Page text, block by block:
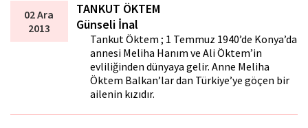
02 Ara
2013
TANKUT ÖKTEM
Günseli İnal
Tankut Öktem ; 1 Temmuz 1940’de Konya’da
annesi Meliha Hanım ve Ali Öktem’in
evliliğinden dünyaya gelir. Anne Meliha
Öktem Balkan’lar dan Türkiye’ye göçen bir
ailenin kızıdır.